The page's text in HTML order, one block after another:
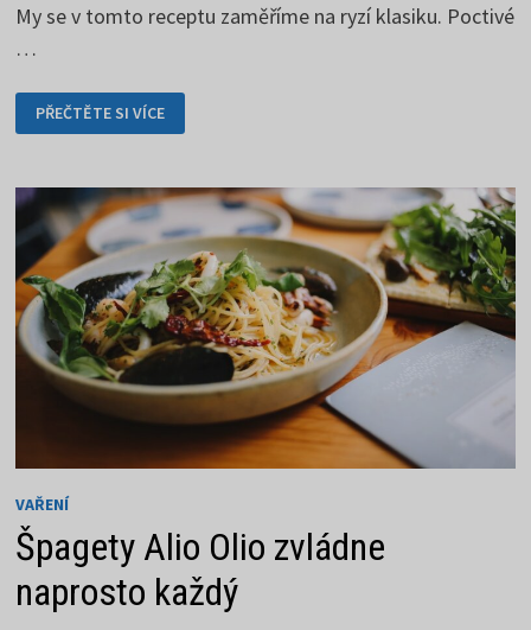
My se v tomto receptu zaměříme na ryzí klasiku. Poctivé
…
PALAČINKY
K
SNÍDANI
PŘEČTĚTE SI VÍCE
VAŘENÍ
Špagety Alio Olio zvládne
naprosto každý